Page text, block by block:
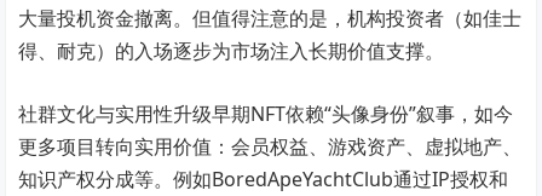
大量投机资金撤离。但值得注意的是，机构投资者（如佳士
得、耐克）的入场逐步为市场注入长期价值支撑。
社群文化与实用性升级早期NFT依赖“头像身份”叙事，如今
更多项目转向实用价值：会员权益、游戏资产、虚拟地产、
知识产权分成等。例如BoredApeYachtClub通过IP授权和